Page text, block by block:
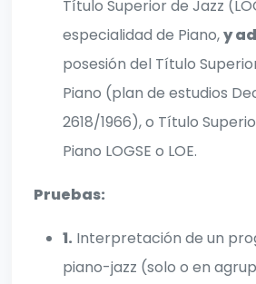
Título Superior de Jazz
especialidad de Piano,y
posesión del Título
Piano (plan de estudios
2618/1966), o Título
Piano LOGSE o LOE.
Pruebas:
1. Interpretación de un
piano-jazz (solo o en